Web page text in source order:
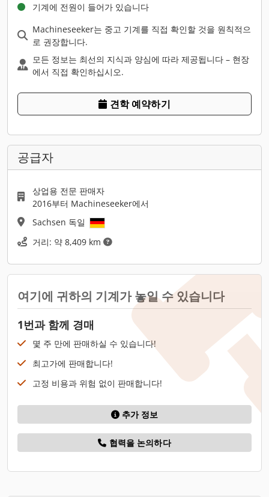
기계에 전원이 들어가 있습니다
Machineseeker는 중고 기계를 직접 확인할 것을 원칙적으
로 권장합니다.
모든 정보는 최선의 지식과 양심에 따라 제공됩니다 – 현장
에서 직접 확인하십시오.
견학 예약하기
공급자
상업용 전문 판매자
2016부터 Machineseeker에서
Sachsen 독일
거리: 약 8,409 km
여기에 귀하의 기계가 놓일 수 있습니다
1번과 함께 경매
몇 주 만에 판매하실 수 있습니다!
최고가에 판매합니다!
고정 비용과 위험 없이 판매합니다!
추가 정보
협력을 논의하다